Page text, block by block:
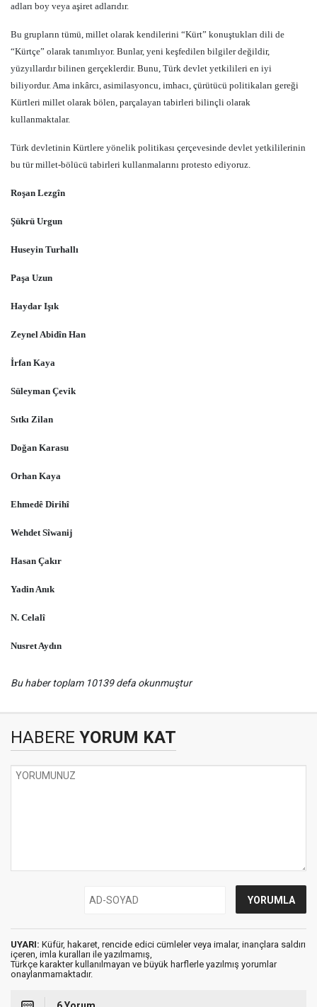
adları boy veya aşiret adlarıdır.
Bu grupların tümü, millet olarak kendilerini “Kürt” konuştukları dili de
“Kürtçe” olarak tanımlıyor. Bunlar, yeni keşfedilen bilgiler değildir,
yüzyıllardır bilinen gerçeklerdir. Bunu, Türk devlet yetkilileri en iyi
biliyordur. Ama inkârcı, asimilasyoncu, imhacı, çürütücü politikaları gereği
Kürtleri millet olarak bölen, parçalayan tabirleri bilinçli olarak
kullanmaktalar.
Türk devletinin Kürtlere yönelik politikası çerçevesinde devlet yetkililerinin
bu tür millet-bölücü tabirleri kullanmalarını protesto ediyoruz.
Roşan Lezgîn
Şükrü Urgun
Huseyin Turhallı
Paşa Uzun
Haydar Işık
Zeynel Abidîn Han
İrfan Kaya
Süleyman Çevik
Sıtkı Zilan
Doğan Karasu
Orhan Kaya
Ehmedê Dirihî
Wehdet Sîwanij
Hasan Çakır
Yadin Anık
N. Celalî
Nusret Aydın
Bu haber toplam 10139 defa okunmuştur
HABERE YORUM KAT
UYARI: Küfür, hakaret, rencide edici cümleler veya imalar, inançlara saldırı
içeren, imla kuralları ile yazılmamış,
Türkçe karakter kullanılmayan ve büyük harflerle yazılmış yorumlar
onaylanmamaktadır.